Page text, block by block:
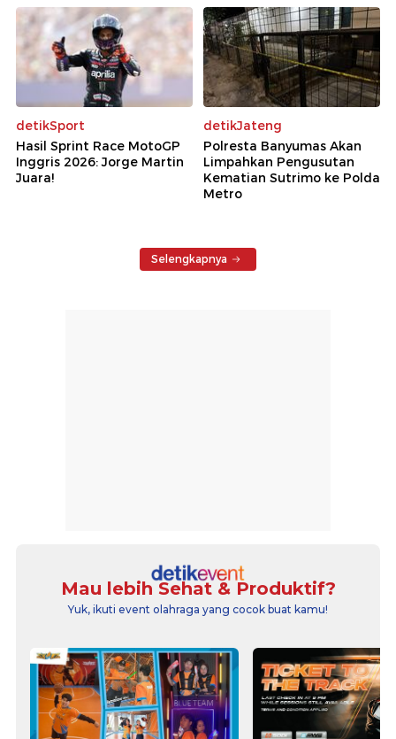
detikSport
Hasil Sprint Race MotoGP
Inggris 2026: Jorge Martin
Juara!
detikJateng
Polresta Banyumas Akan
Limpahkan Pengusutan
Kematian Sutrimo ke Polda
Metro
Selengkapnya
Mau lebih Sehat & Produktif?
Yuk, ikuti event olahraga yang cocok buat kamu!